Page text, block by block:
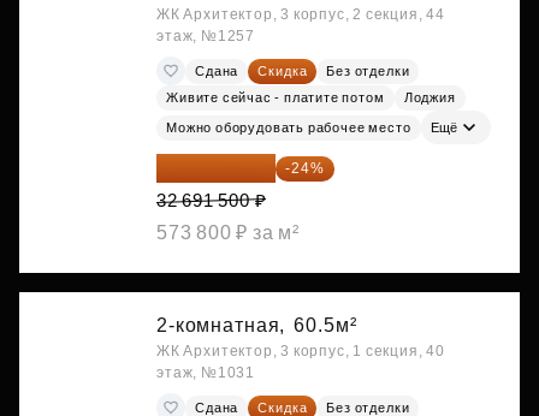
ЖК Архитектор, 3 корпус, 2 секция, 44
этаж, №1257
Сдана Скидка
Без отделки
Живите сейчас - платите потом
Лоджия
Можно оборудовать рабочее место Ещё
24 845 540 ₽ -24%
32 691 500 ₽
573 800 ₽ за м²
2-комнатная, 60.5м²
ЖК Архитектор, 3 корпус, 1 секция, 40
этаж, №1031
Сдана Скидка
Без отделки